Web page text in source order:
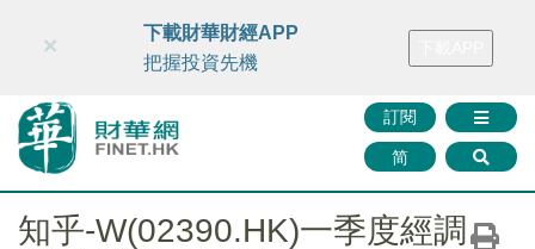
財華智庫網 FINTV FINMETA 財華證券 媒體矩陣
訂閱
简
×
下載財華財經APP
把握投資先機
知乎-W(02390.HK)一季度經調